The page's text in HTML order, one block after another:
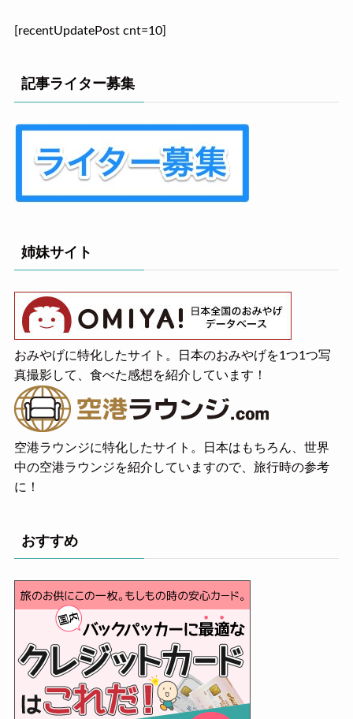
[recentUpdatePost cnt=10]
記事ライター募集
姉妹サイト
おみやげに特化したサイト。日本のおみやげを1つ1つ写
真撮影して、食べた感想を紹介しています！
空港ラウンジに特化したサイト。日本はもちろん、世界
中の空港ラウンジを紹介していますので、旅行時の参考
に！
おすすめ